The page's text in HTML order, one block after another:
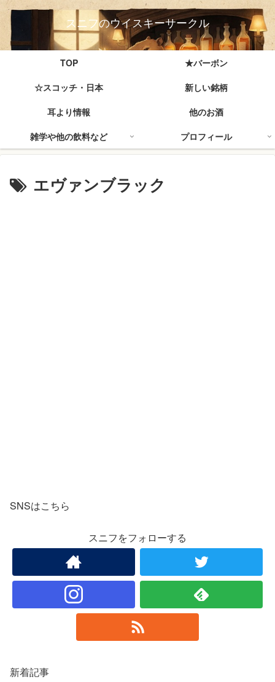
スニフのウイスキーサークル
TOP
★バーボン
☆スコッチ・日本
新しい銘柄
耳より情報
他のお酒
雑学や他の飲料など
プロフィール
エヴァンブラック
SNSはこちら
スニフをフォローする
新着記事